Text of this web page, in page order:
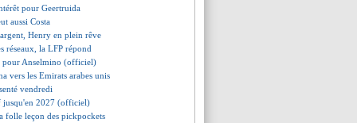
pour Geertruida
aussi Costa
Henry en plein rêve
réseaux, la LFP répond
pour Anselmino (officiel)
vers les Emirats arabes unis
vendredi
jusqu'en 2027 (officiel)
folle leçon des pickpockets